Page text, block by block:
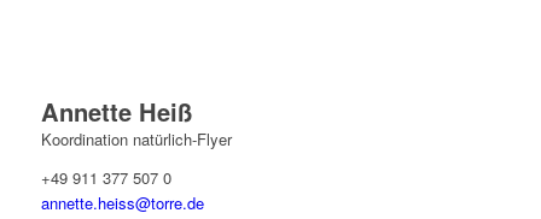
Annette Heiß
Koordination natürlich-Flyer
+49 911 377 507 0
annette.heiss@torre.de